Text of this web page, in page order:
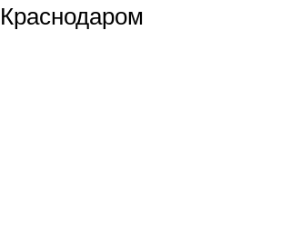
Краснодаром